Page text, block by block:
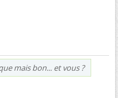
mais bon... et vous ?